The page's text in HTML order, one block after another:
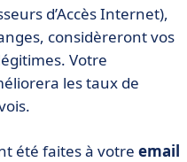
d’Accès Internet),
considèreront vos
Votre
les taux de
été faites à votre email